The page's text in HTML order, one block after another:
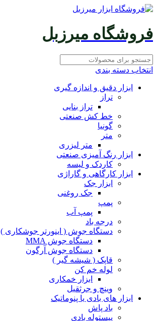
فروشگاه میرزبل
انتخاب دسته بندی
ابزار دقیق و اندازه گیری
تراز
تراز بنایی
خط کش صنعتی
گونیا
متر
متر لیزری
ابزار رنگ آمیزی صنعتی
کاردک و لیسه
ابزار کارگاهی و گاراژی
ابزار جک
جک روغنی
پمپ
پمپ آب
درجه باد
دستگاه جوش ( اینورتر جوشکاری )
دستگاه جوش MMA
دستگاه جوش آرگون
قاپک ( شیشه گیر )
لوله خم کن
ابزار خمکاری
وینچ و جرثقیل
ابزار های بادی یا پنوماتیک
باد پاش
پیستوله بادی